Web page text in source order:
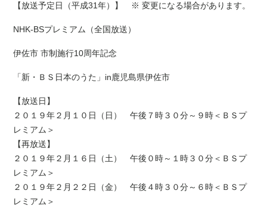
【放送予定日（平成31年）】 ※ 変更になる場合があります。
NHK-BSプレミアム（全国放送）
伊佐市 市制施行10周年記念
「新・ＢＳ日本のうた」in鹿児島県伊佐市
【放送日】
２０１９年２月１０日（日） 午後７時３０分～９時＜ＢＳプ
レミアム＞
【再放送】
２０１９年２月１６日（土） 午後０時～１時３０分＜ＢＳプ
レミアム＞
２０１９年２月２２日（金） 午後４時３０分～６時＜ＢＳプ
レミアム＞